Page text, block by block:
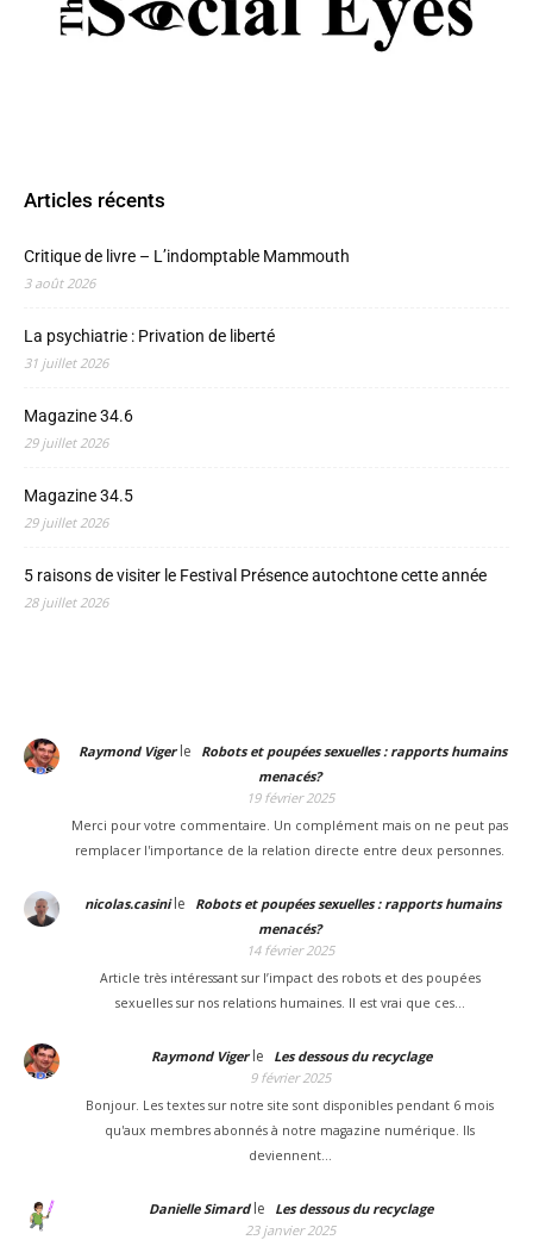
Articles récents
Critique de livre – L’indomptable Mammouth
3 août 2026
La psychiatrie : Privation de liberté
31 juillet 2026
Magazine 34.6
29 juillet 2026
Magazine 34.5
29 juillet 2026
5 raisons de visiter le Festival Présence autochtone cette année
28 juillet 2026
Raymond Vigerle
Robots et poupées sexuelles : rapports humains
menacés?
19 février 2025
Merci pour votre commentaire. Un complément mais on ne peut pas
remplacer l'importance de la relation directe entre deux personnes.
nicolas.casinile
Robots et poupées sexuelles : rapports humains
menacés?
14 février 2025
Article très intéressant sur l’impact des robots et des poupées
sexuelles sur nos relations humaines. Il est vrai que ces…
Raymond Vigerle
Les dessous du recyclage
9 février 2025
Bonjour. Les textes sur notre site sont disponibles pendant 6 mois
qu'aux membres abonnés à notre magazine numérique. Ils
deviennent…
Danielle Simardle
Les dessous du recyclage
23 janvier 2025